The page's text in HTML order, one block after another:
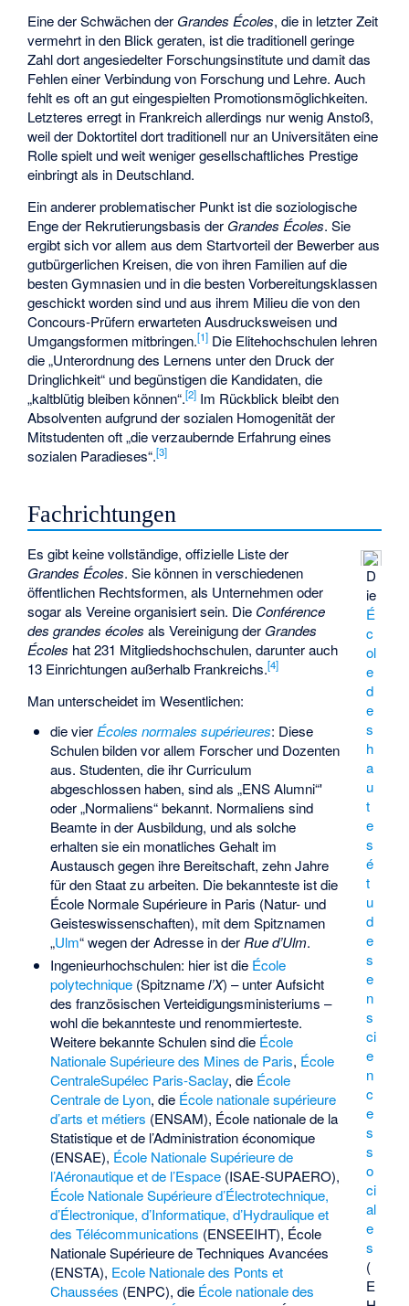
Eine der Schwächen der Grandes Écoles, die in letzter Zeit
vermehrt in den Blick geraten, ist die traditionell geringe
Zahl dort angesiedelter Forschungsinstitute und damit das
Fehlen einer Verbindung von Forschung und Lehre. Auch
fehlt es oft an gut eingespielten Promotionsmöglichkeiten.
Letzteres erregt in Frankreich allerdings nur wenig Anstoß,
weil der Doktortitel dort traditionell nur an Universitäten eine
Rolle spielt und weit weniger gesellschaftliches Prestige
einbringt als in Deutschland.
Ein anderer problematischer Punkt ist die soziologische
Enge der Rekrutierungsbasis der Grandes Écoles. Sie
ergibt sich vor allem aus dem Startvorteil der Bewerber aus
gutbürgerlichen Kreisen, die von ihren Familien auf die
besten Gymnasien und in die besten Vorbereitungsklassen
geschickt worden sind und aus ihrem Milieu die von den
Concours-Prüfern erwarteten Ausdrucksweisen und
Umgangsformen mitbringen.[1] Die Elitehochschulen lehren
die „Unterordnung des Lernens unter den Druck der
Dringlichkeit“ und begünstigen die Kandidaten, die
„kaltblütig bleiben können“.[2] Im Rückblick bleibt den
Absolventen aufgrund der sozialen Homogenität der
Mitstudenten oft „die verzaubernde Erfahrung eines
sozialen Paradieses“.[3]
Fachrichtungen
D
ie
É
c
ol
e
d
e
s
h
a
u
t
e
s
é
t
u
d
e
s
e
n
s
ci
e
n
c
e
s
s
o
ci
al
e
s
(
E
Es gibt keine vollständige, offizielle Liste der
Grandes Écoles. Sie können in verschiedenen
öffentlichen Rechtsformen, als Unternehmen oder
sogar als Vereine organisiert sein. Die Conférence
des grandes écoles als Vereinigung der Grandes
Écoles hat 231 Mitgliedshochschulen, darunter auch
13 Einrichtungen außerhalb Frankreichs.[4]
Man unterscheidet im Wesentlichen:
die vier Écoles normales supérieures: Diese
Schulen bilden vor allem Forscher und Dozenten
aus. Studenten, die ihr Curriculum
abgeschlossen haben, sind als „ENS Alumni“'
oder „Normaliens“ bekannt. Normaliens sind
Beamte in der Ausbildung, und als solche
erhalten sie ein monatliches Gehalt im
Austausch gegen ihre Bereitschaft, zehn Jahre
für den Staat zu arbeiten. Die bekannteste ist die
École Normale Supérieure in Paris (Natur- und
Geisteswissenschaften), mit dem Spitznamen
„Ulm“ wegen der Adresse in der Rue d’Ulm.
Ingenieurhochschulen: hier ist die École
polytechnique(Spitznamel’X) – unter Aufsicht
des französischen Verteidigungsministeriums –
wohl die bekannteste und renommierteste.
Weitere bekannte Schulen sind die École
Nationale Supérieure des Mines de Paris, École
CentraleSupélec Paris-Saclay, die École
Centrale de Lyon, die École nationale supérieure
d’arts et métiers (ENSAM), École nationale de la
Statistique et de l’Administration économique
(ENSAE), École Nationale Supérieure de
l’Aéronautique et de l’Espace(ISAE-SUPAERO),
École Nationale Supérieure d’Électrotechnique,
d’Électronique, d’Informatique, d’Hydraulique et
des Télécommunications (ENSEEIHT), École
Nationale Supérieure de Techniques Avancées
(ENSTA), Ecole Nationale des Ponts et
Chaussées (ENPC), die École nationale des